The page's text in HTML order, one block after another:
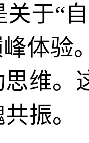
关于“
体验
维。
振。